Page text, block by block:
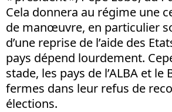
Cela donnera au régime une
de manœuvre, en particulier
d’une reprise de l’aide des
pays dépend lourdement.
stade, les pays de l’ALBA et
fermes dans leur refus de
élections.